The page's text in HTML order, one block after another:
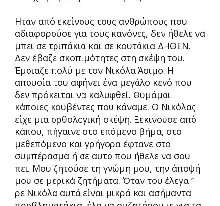
Ηταν από εκείνους τους ανθρώπους που
αδιαφορούσε για τους κανόνες, δεν ήθελε να
μπει σε τριπάκια και σε κουτάκια ΔΗΘΕΝ.
Δεν έβαζε σκοπιμότητες στη σκέψη του.
Έμοιαζε πολύ με τον Νικόλα Άσιμο. Η
απουσία του αφήνει ένα μεγάλο κενό που
δεν πρόκειται να καλυφθεί. Θυμάμαι
κάποιες κουβέντες που κάναμε. Ο Νικόλας
είχε μια ορθολογική σκέψη. Ξεκινούσε από
κάπου, πήγαινε στο επόμενο βήμα, στο
μεθεπόμενο και γρήγορα έφτανε στο
συμπέρασμα ή σε αυτό που ήθελε να σου
πει. Μου ζητούσε τη γνώμη μου, την άποψή
μου σε μερικά ζητήματα. Όταν του έλεγα ”
ρε Νικόλα αυτά είναι μικρά και ασήμαντα